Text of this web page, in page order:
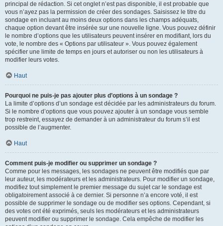
principal de rédaction. Si cet onglet n’est pas disponible, il est probable que
vous n’ayez pas la permission de créer des sondages. Saisissez le titre du
sondage en incluant au moins deux options dans les champs adéquats,
chaque option devant être insérée sur une nouvelle ligne. Vous pouvez définir
le nombre d’options que les utilisateurs peuvent insérer en modifiant, lors du
vote, le nombre des « Options par utilisateur ». Vous pouvez également
spécifier une limite de temps en jours et autoriser ou non les utilisateurs à
modifier leurs votes.
Haut
Pourquoi ne puis-je pas ajouter plus d’options à un sondage ?
La limite d’options d’un sondage est décidée par les administrateurs du forum.
Si le nombre d’options que vous pouvez ajouter à un sondage vous semble
trop restreint, essayez de demander à un administrateur du forum s’il est
possible de l’augmenter.
Haut
Comment puis-je modifier ou supprimer un sondage ?
Comme pour les messages, les sondages ne peuvent être modifiés que par
leur auteur, les modérateurs et les administrateurs. Pour modifier un sondage,
modifiez tout simplement le premier message du sujet car le sondage est
obligatoirement associé à ce dernier. Si personne n’a encore voté, il est
possible de supprimer le sondage ou de modifier ses options. Cependant, si
des votes ont été exprimés, seuls les modérateurs et les administrateurs
peuvent modifier ou supprimer le sondage. Cela empêche de modifier les